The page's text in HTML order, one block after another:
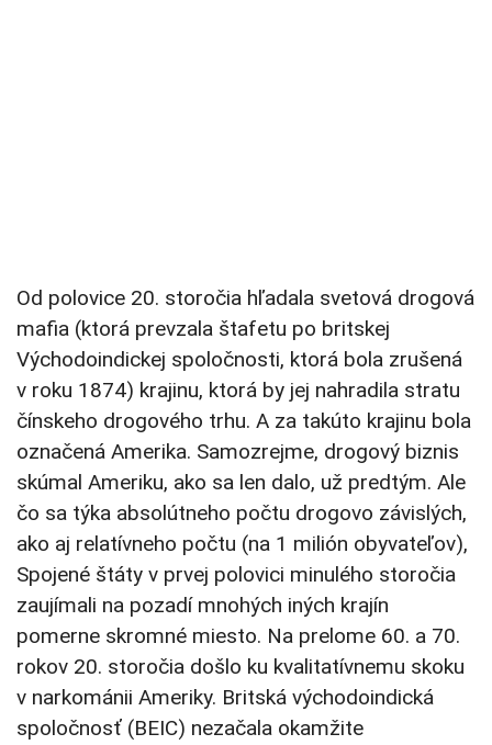
Od polovice 20. storočia hľadala svetová drogová
mafia (ktorá prevzala štafetu po britskej
Východoindickej spoločnosti, ktorá bola zrušená
v roku 1874) krajinu, ktorá by jej nahradila stratu
čínskeho drogového trhu. A za takúto krajinu bola
označená Amerika. Samozrejme, drogový biznis
skúmal Ameriku, ako sa len dalo, už predtým. Ale
čo sa týka absolútneho počtu drogovo závislých,
ako aj relatívneho počtu (na 1 milión obyvateľov),
Spojené štáty v prvej polovici minulého storočia
zaujímali na pozadí mnohých iných krajín
pomerne skromné miesto. Na prelome 60. a 70.
rokov 20. storočia došlo ku kvalitatívnemu skoku
v narkománii Ameriky. Britská východoindická
spoločnosť (BEIC) nezačala okamžite